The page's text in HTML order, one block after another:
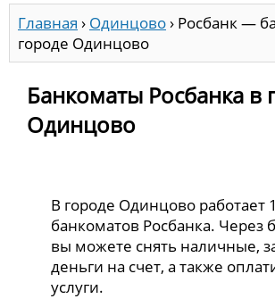
Главная › Одинцово› Росбанк —
городе Одинцово
Банкоматы Росбанка в
Одинцово
В городе Одинцово работает 1
банкоматов Росбанка. Через
вы можете снять наличные,
деньги на счет, а также
услуги.